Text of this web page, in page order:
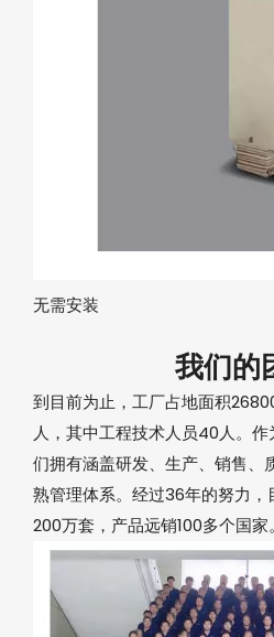
无需安装
我们的
到目前为止，工厂占地面积
人，其中工程技术人员40人。
们拥有涵盖研发、生产、销售、
熟管理体系。经过36年的努力，
200万套，产品远销100多个国家。